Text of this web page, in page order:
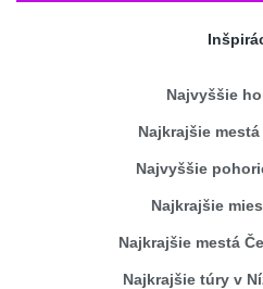
Najvyššie
Najkrajšie
Najvyššie
Najkrajšie
Najkrajšie mestá
Najkrajšie túry v